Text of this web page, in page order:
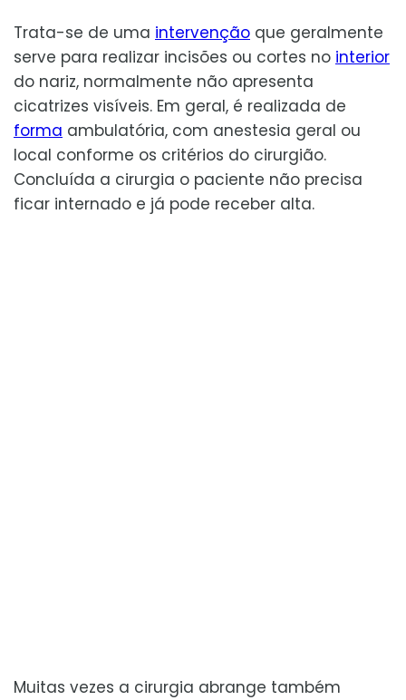
Trata-se de uma intervenção que geralmente
serve para realizar incisões ou cortes no interior
do nariz, normalmente não apresenta
cicatrizes visíveis. Em geral, é realizada de
forma ambulatória, com anestesia geral ou
local conforme os critérios do cirurgião.
Concluída a cirurgia o paciente não precisa
ficar internado e já pode receber alta.
Muitas vezes a cirurgia abrange também